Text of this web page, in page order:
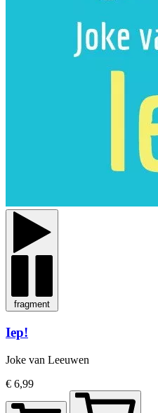
fragment
Iep!
Joke van Leeuwen
€ 6,99